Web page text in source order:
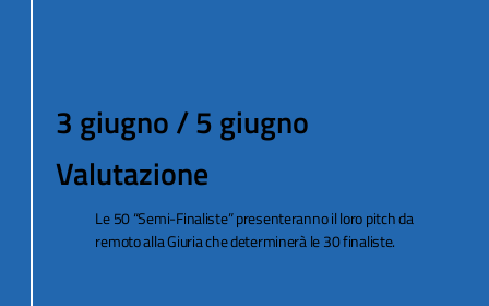
3 giugno / 5 giugno
Valutazione
Le 50 “Semi-Finaliste” presenteranno il loro pitch da
remoto alla Giuria che determinerà le 30 finaliste.